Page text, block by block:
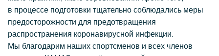
в процессе подготовки тщательно соблюдались меры
предосторожности для предотвращения
распространения коронавирусной инфекции.
Мы благодарим наших спортсменов и всех членов